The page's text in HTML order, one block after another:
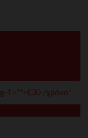
1="">€30 /χρόνο*